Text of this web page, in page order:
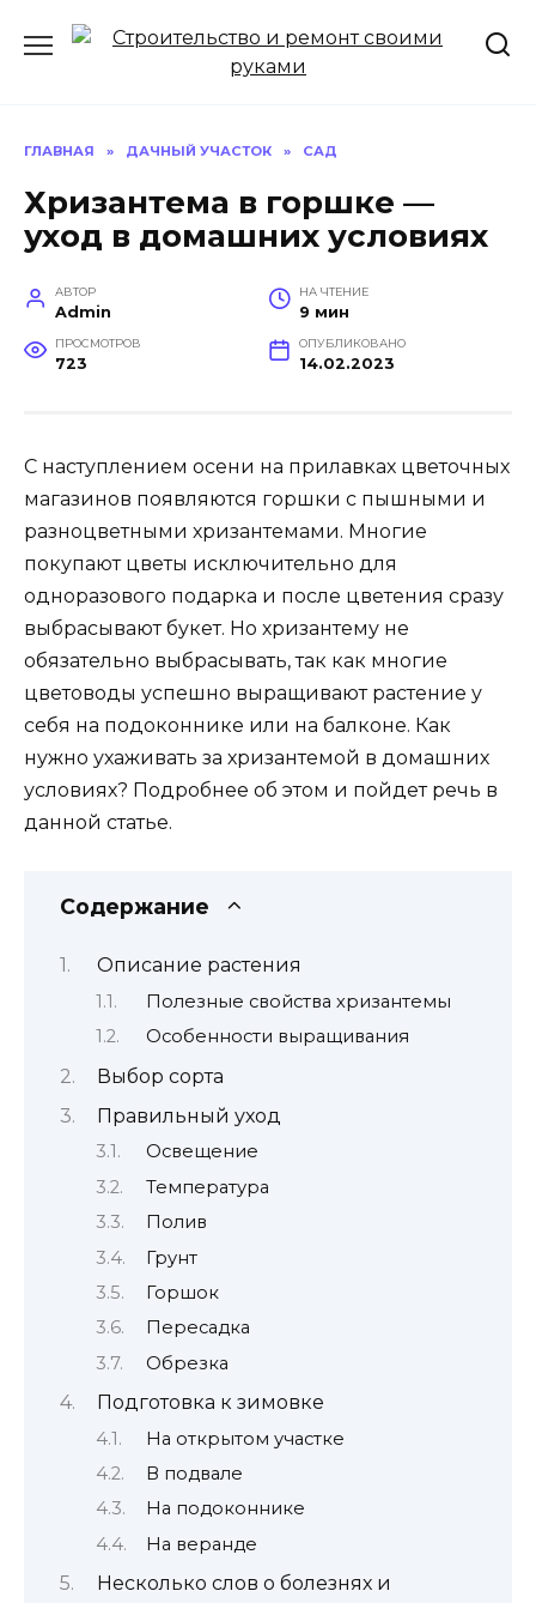
ГЛАВНАЯ » ДАЧНЫЙ УЧАСТОК » САД
Хризантема в горшке —
уход в домашних условиях
АВТОР
Admin
НА ЧТЕНИЕ
9 мин
ПРОСМОТРОВ
723
ОПУБЛИКОВАНО
14.02.2023
С наступлением осени на прилавках цветочных
магазинов появляются горшки с пышными и
разноцветными хризантемами. Многие
покупают цветы исключительно для
одноразового подарка и после цветения сразу
выбрасывают букет. Но хризантему не
обязательно выбрасывать, так как многие
цветоводы успешно выращивают растение у
себя на подоконнике или на балконе. Как
нужно ухаживать за хризантемой в домашних
условиях? Подробнее об этом и пойдет речь в
данной статье.
Содержание
Описание растения
Полезные свойства хризантемы
Особенности выращивания
Выбор сорта
Правильный уход
Освещение
Температура
Полив
Грунт
Горшок
Пересадка
Обрезка
Подготовка к зимовке
На открытом участке
В подвале
На подоконнике
На веранде
Несколько слов о болезнях и